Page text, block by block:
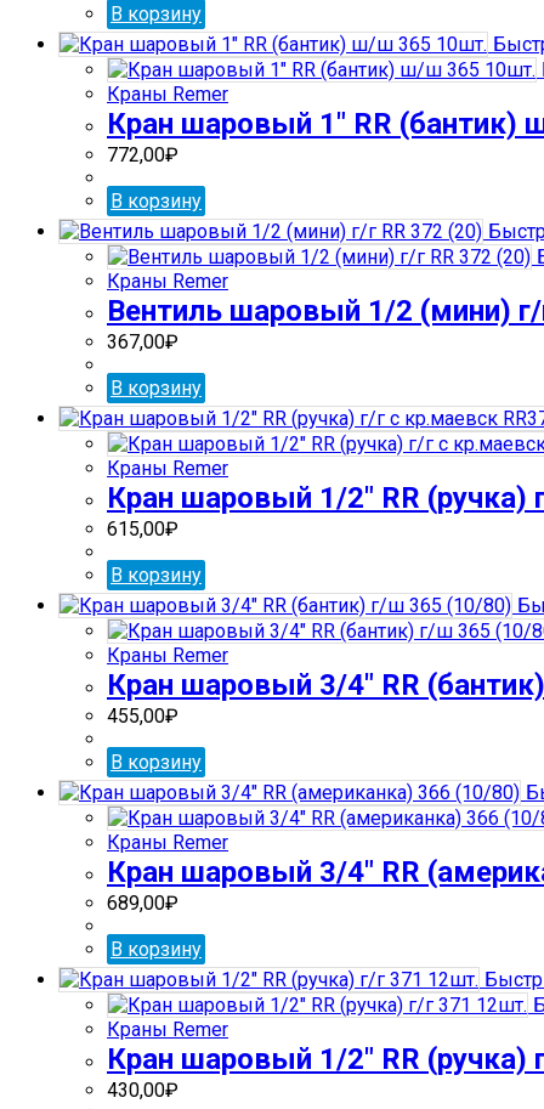
В корзину
Краны Remer
Кран шаровый 1″ RR
772,00₽
В корзину
Краны Remer
Вентиль шаровый 1/2 (мини) г/
367,00₽
В корзину
Краны Remer
Кран шаровый 1/2″ RR (ручка)
615,00₽
В корзину
Краны Remer
Кран шаровый 3/4″ RR
455,00₽
В корзину
Краны Remer
Кран шаровый 3/4″ RR
689,00₽
В корзину
Краны Remer
Кран шаровый 1/2″ RR (ручка)
430,00₽